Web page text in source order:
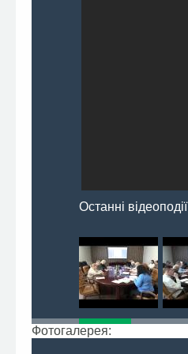
Останні відеоподії
Фотогалерея: